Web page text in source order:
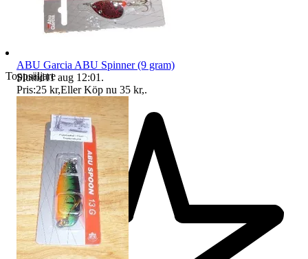
Toppsäljare
ABU Garcia ABU Spinner (9 gram)
Sluttid11 aug 12:01 .
Pris:25 kr,Eller Köp nu 35 kr,.